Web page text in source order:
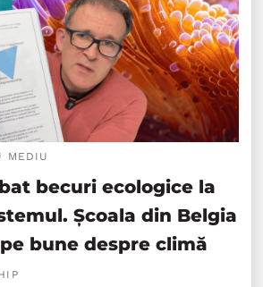
MEDIU
becuri ecologice la
Școala din Belgia
bune despre climă